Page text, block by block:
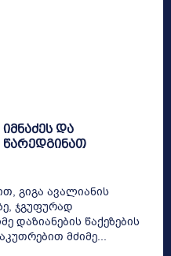
და
გიგა ავალიანის
ჯგუფურად
დაზიანების წაქეზების
მძიმე...